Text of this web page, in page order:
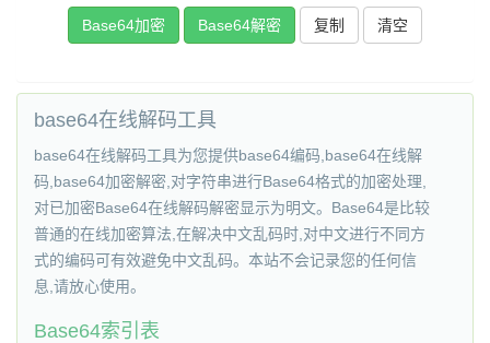
复制
base64在线解码工具
base64在线解码工具为您提供base64编码,base64在线解
码,base64加密解密,对字符串进行Base64格式的加密处理,
对已加密Base64在线解码解密显示为明文。Base64是比较
普通的在线加密算法,在解决中文乱码时,对中文进行不同方
式的编码可有效避免中文乱码。本站不会记录您的任何信
息,请放心使用。
Base64索引表